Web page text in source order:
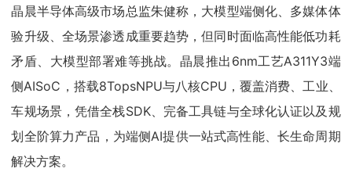
晶晨半导体高级市场总监朱健称，大模型端侧化、多媒体体
验升级、全场景渗透成重要趋势，但同时面临高性能低功耗
矛盾、大模型部署难等挑战。晶晨推出6nm工艺A311Y3端
侧AISoC，搭载8TopsNPU与八核CPU，覆盖消费、工业、
车规场景，凭借全栈SDK、完备工具链与全球化认证以及规
划全阶算力产品，为端侧AI提供一站式高性能、长生命周期
解决方案。